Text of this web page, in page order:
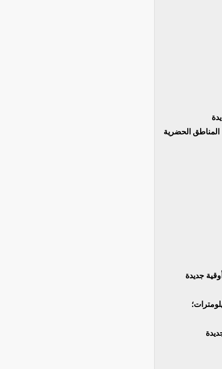
المناطق الحضرية